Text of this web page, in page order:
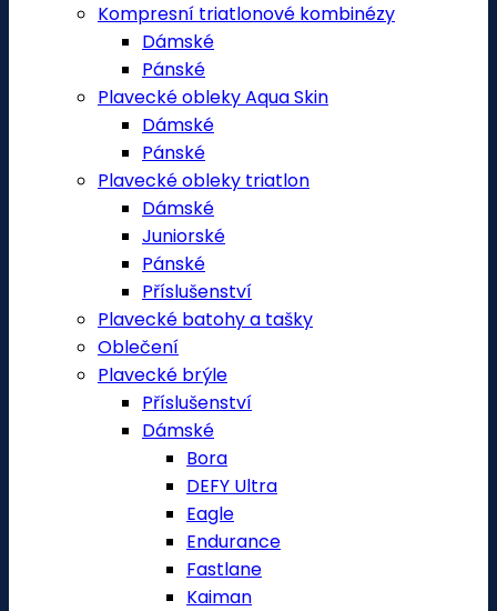
Kompresní triatlonové kombinézy
Dámské
Pánské
Plavecké obleky Aqua Skin
Dámské
Pánské
Plavecké obleky triatlon
Dámské
Juniorské
Pánské
Příslušenství
Plavecké batohy a tašky
Oblečení
Plavecké brýle
Příslušenství
Dámské
Bora
DEFY Ultra
Eagle
Endurance
Fastlane
Kaiman